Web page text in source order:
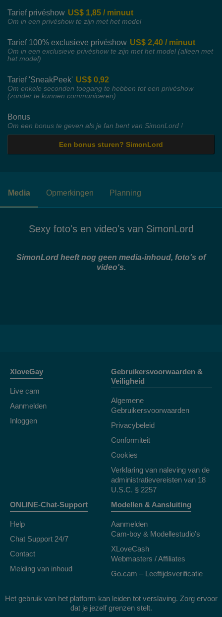
Tarief privéshow US$ 1,85 / minuut
Om in een privéshow te zijn met het model
Tarief 100% exclusieve privéshow US$ 2,40 / minuut
Om in een exclusieve privéshow te zijn met het model (alleen met
het model)
Tarief 'SneakPeek' US$ 0,92
Om enkele seconden toegang te hebben tot een privéshow
(zonder te kunnen communiceren)
Bonus
Om een bonus te geven als je fan bent van SimonLord !
Een bonus sturen? SimonLord
Media Opmerkingen Planning
Sexy foto's en video's van SimonLord
SimonLord heeft nog geen media-inhoud, foto's of
video's.
XloveGay
Live cam
Aanmelden
Inloggen
Gebruikersvoorwaarden &
Veiligheid
Algemene
Gebruikersvoorwaarden
Privacybeleid
Conformiteit
Cookies
Verklaring van naleving van de
administratievereisten van 18
U.S.C. § 2257
ONLINE-Chat-Support
Help
Chat Support 24/7
Contact
Melding van inhoud
Modellen & Aansluiting
Aanmelden
Cam-boy & Modellestudio’s
XLoveCash
Webmasters / Affiliates
Go.cam – Leeftijdsverificatie
Het gebruik van het platform kan leiden tot verslaving. Zorg ervoor
dat je jezelf grenzen stelt.